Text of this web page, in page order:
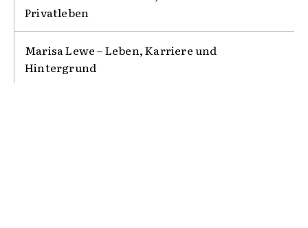
Privatleben
Marisa Lewe – Leben, Karriere und
Hintergrund